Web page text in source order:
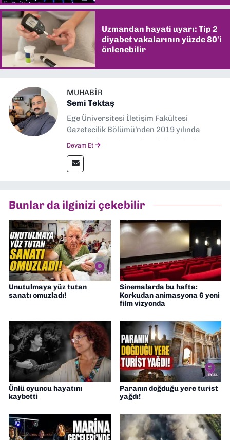
Uzmandan hayati uyarı: Tip 2
diyabet vakalarının yüzde 80'i
önlenebilir
MUHABIR
Semi Tektaş
Ege Üniversitesi İletişim Fakültesi
Gazetecilik Bölümü’nden 2019 yılında
mezun oldum. Mezuniyetimin ardından
Gazetesi gibi yayınlarda görev alarak
gazetecilik kariyerime başladım. Şubat
muhabirliği yapıyorum.
Devam Et
Bunlar da ilginizi çekebilir
Unutulmaya yüz tutan
sanatı omuzladı!
Sinemalarda bu hafta:
Korkudan animasyona 6 yeni
film vizyonda
Ünlü oyuncu hayatını
kaybetti
Paranın doğduğu yere turist
yağdı!